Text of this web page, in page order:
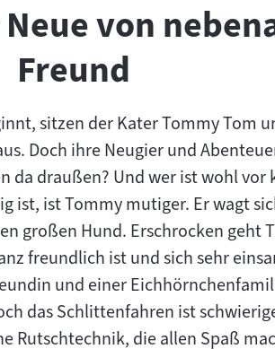
von
Freund
sitzen der Kater Tommy Tom
Doch ihre Neugier und
da draußen? Und wer ist wohl vor
ist, ist Tommy mutiger. Er wagt
großen Hund. Erschrocken geht
freundlich ist und sich sehr
und einer
das Schlittenfahren ist
Rutschtechnik, die allen Spaß